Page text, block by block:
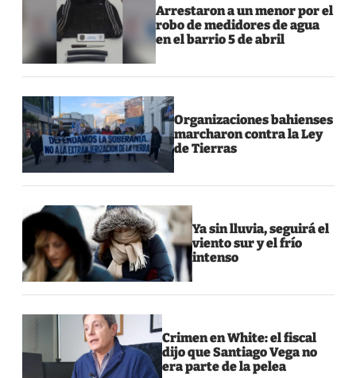
Arrestaron a un menor por el
robo de medidores de agua
en el barrio 5 de abril
Organizaciones bahienses
marcharon contra la Ley
de Tierras
Ya sin lluvia, seguirá el
viento sur y el frío
intenso
Crimen en White: el fiscal
dijo que Santiago Vega no
era parte de la pelea